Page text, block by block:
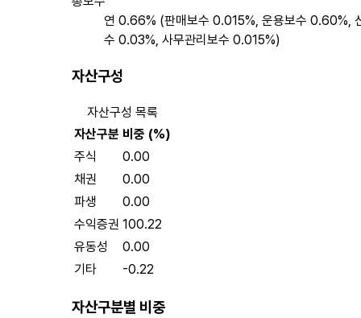
연 0.66% (판매보수 0.015%, 운용보수 0.60%,
수 0.03%, 사무관리보수 0.015%)
자산구성
자산구성 목록
자산구분 비중 (%)
주식
0.00
채권
0.00
파생
0.00
수익증권 100.22
유동성
0.00
기타
-0.22
자산구분별 비중